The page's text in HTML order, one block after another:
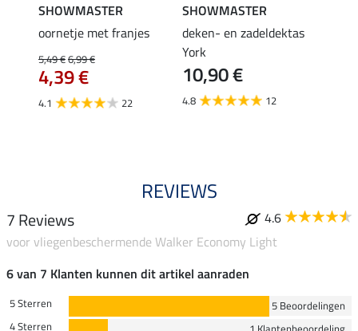
SHOWMASTER
oornetje met franjes
5,49 €6,99 €
4,39 €
4.1 22
SHOWMASTER
deken- en zadeldektas
York
10,90 €
4.8 12
REVIEWS
7 Reviews
4.6
voor vliegenbeschermende Walker Economy Light
6 van 7 Klanten kunnen dit artikel aanraden
5 Sterren
5 Beoordelingen
4 Sterren